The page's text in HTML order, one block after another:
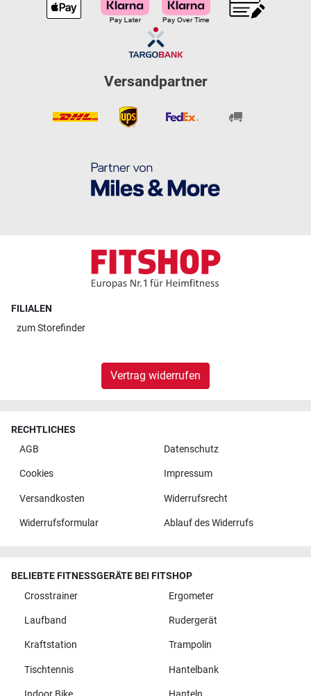
Versandpartner
FILIALEN
zumStorefinder
Vertrag widerrufen
RECHTLICHES
AGB
Datenschutz
Cookies Impressum
Versandkosten Widerrufsrecht
Widerrufsformular Ablauf des Widerrufs
BELIEBTE FITNESSGERÄTE BEI FITSHOP
Crosstrainer
Ergometer
Laufband Rudergerät
Kraftstation Trampolin
Tischtennis Hantelbank